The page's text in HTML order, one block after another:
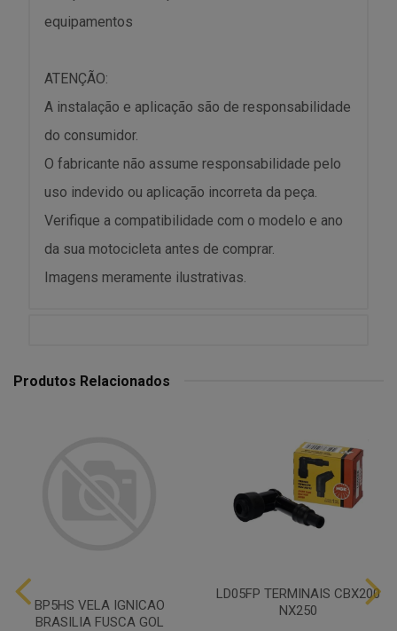
equipamentos
ATENÇÃO:
A instalação e aplicação são de responsabilidade
do consumidor.
O fabricante não assume responsabilidade pelo
uso indevido ou aplicação incorreta da peça.
Verifique a compatibilidade com o modelo e ano
da sua motocicleta antes de comprar.
Imagens meramente ilustrativas.
Produtos Relacionados
BP5HS VELA IGNICAO
BRASILIA FUSCA GOL
LD05FP TERMINAIS CBX200
NX250